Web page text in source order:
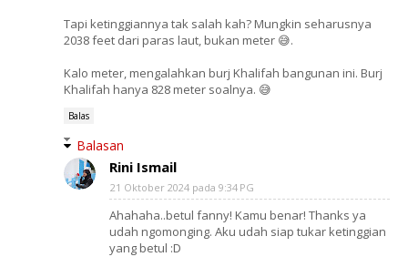
Tapi ketinggiannya tak salah kah? Mungkin seharusnya
2038 feet dari paras laut, bukan meter 😅.
Kalo meter, mengalahkan burj Khalifah bangunan ini. Burj
Khalifah hanya 828 meter soalnya. 😅
Balas
Balasan
Rini Ismail
21 Oktober 2024 pada 9:34 PG
Ahahaha..betul fanny! Kamu benar! Thanks ya
udah ngomonging. Aku udah siap tukar ketinggian
yang betul :D